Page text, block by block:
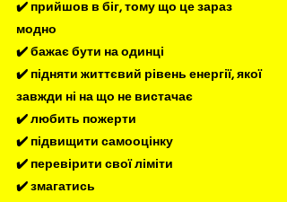
✔️ прийшов в біг, тому що це зараз
модно
✔️ бажає бути на одинці
✔️ підняти життєвий рівень енергії, якої
завжди ні на що не вистачає
✔️ любить пожерти
✔️ підвищити самооцінку
✔️ перевірити свої ліміти
✔️ змагатись